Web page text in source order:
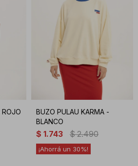
ROJO
BUZO PULAU KARMA -
BLANCO
$ 1.743 $ 2.490
30